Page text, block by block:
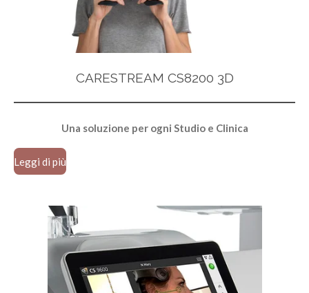
CARESTREAM CS8200 3D
Una soluzione per ogni Studio e Clinica
Leggi di più